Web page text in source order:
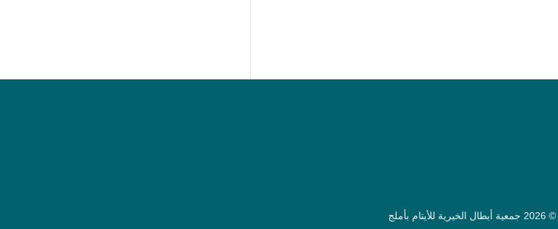
© 2026 جمعية أبطال الخيرية للأيتام بأملج